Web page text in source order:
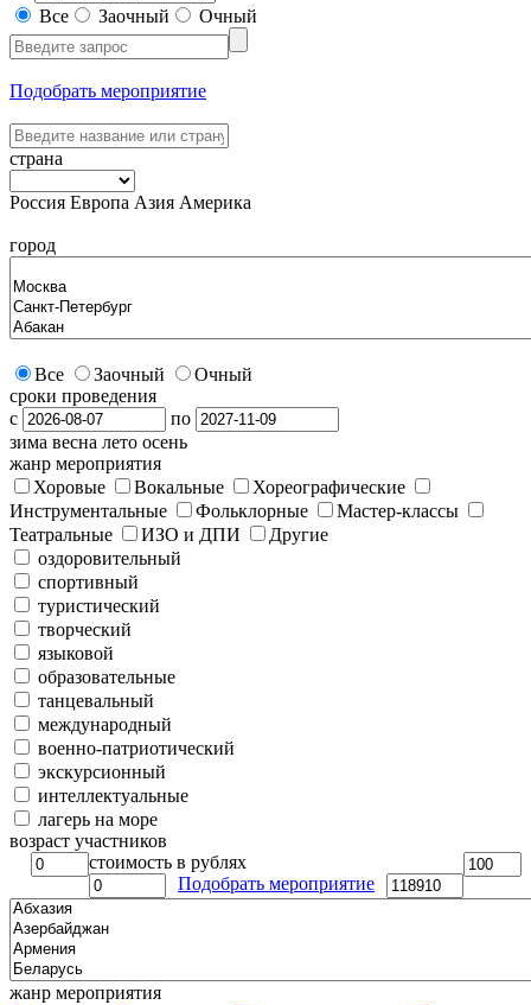
Все
Заочный Очный
Подобрать мероприятие
страна
Россия Европа Азия Америка
город
Все Заочный
Очный
сроки проведения
с
по
зима весна лето осень
жанр мероприятия
Хоровые
Вокальные
Хореографические
Инструментальные
Фольклорные
Мастер-классы
Театральные
ИЗО и ДПИ
Другие
оздоровительный
спортивный
туристический
творческий
языковой
образовательные
танцевальный
международный
военно-патриотический
экскурсионный
интеллектуальные
лагерь на море
возраст участников
стоимость в рублях
Подобрать мероприятие
жанр мероприятия